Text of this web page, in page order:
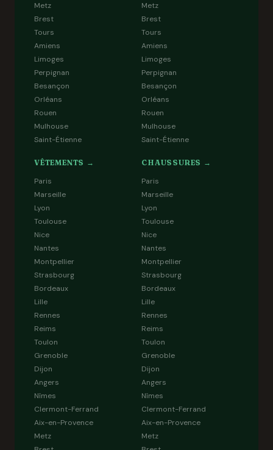
Metz
Brest
Tours
Amiens
Limoges
Perpignan
Besançon
Orléans
Rouen
Mulhouse
Saint-Étienne
Metz
Brest
Tours
Amiens
Limoges
Perpignan
Besançon
Orléans
Rouen
Mulhouse
Saint-Étienne
VÊTEMENTS →
Paris
Marseille
Lyon
Toulouse
Nice
Nantes
Montpellier
Strasbourg
Bordeaux
Lille
Rennes
Reims
Toulon
Grenoble
Dijon
Angers
Nîmes
Clermont-Ferrand
Aix-en-Provence
Metz
CHAUSSURES →
Paris
Marseille
Lyon
Toulouse
Nice
Nantes
Montpellier
Strasbourg
Bordeaux
Lille
Rennes
Reims
Toulon
Grenoble
Dijon
Angers
Nîmes
Clermont-Ferrand
Aix-en-Provence
Metz